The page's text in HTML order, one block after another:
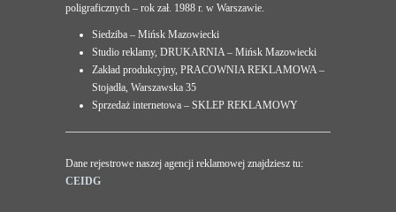
poligraficznych – rok zał. 1988 r. w Warszawie.
Siedziba – Mińsk Mazowiecki
Studio reklamy, DRUKARNIA – Mińsk Mazowiecki
Zakład produkcyjny, PRACOWNIA REKLAMOWA –
Stojadła, Warszawska 35
Sprzedaż internetowa – SKLEP REKLAMOWY
Dane rejestrowe naszej agencji reklamowej znajdziesz tu:
CEIDG